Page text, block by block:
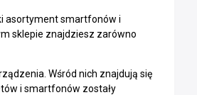
asortyment smartfonów i
sklepie znajdziesz zarówno
Wśród nich znajdują się
i smartfonów zostały